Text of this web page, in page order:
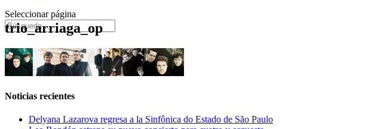
Seleccionar página
trio_arriaga_op
Noticias recientes
Delyana Lazarova regresa a la Sinfônica do Estado de São Paulo